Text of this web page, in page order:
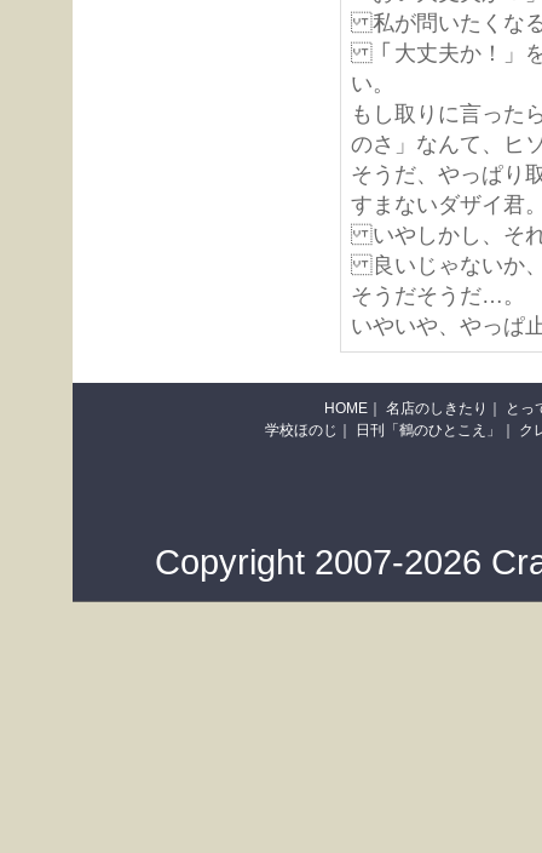
私が問いたくなる
「大丈夫か！」を
い。
もし取りに言った
のさ」なんて、ヒ
そうだ、やっぱり
すまないダザイ君
いやしかし、それ
良いじゃないか
そうだそうだ…。
いやいや、やっぱ
HOME 名店のしきたり
とっ
学校ほのじ
日刊「鶴のひとこえ」 ク
Copyright 2007-2026